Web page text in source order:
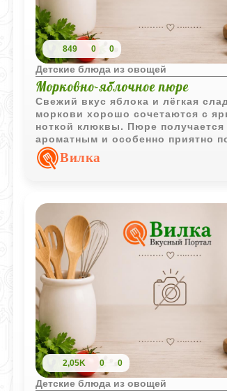
849 0 0
Детские блюда из овощей
Морковно-яблочное пюре
Свежий вкус яблока и лёгкая
моркови хорошо сочетаются с
ноткой клюквы. Пюре
ароматным и особенно приятно
лёгкого детского перекуса.
Вилка
2,05K 0 0
Детские блюда из овощей